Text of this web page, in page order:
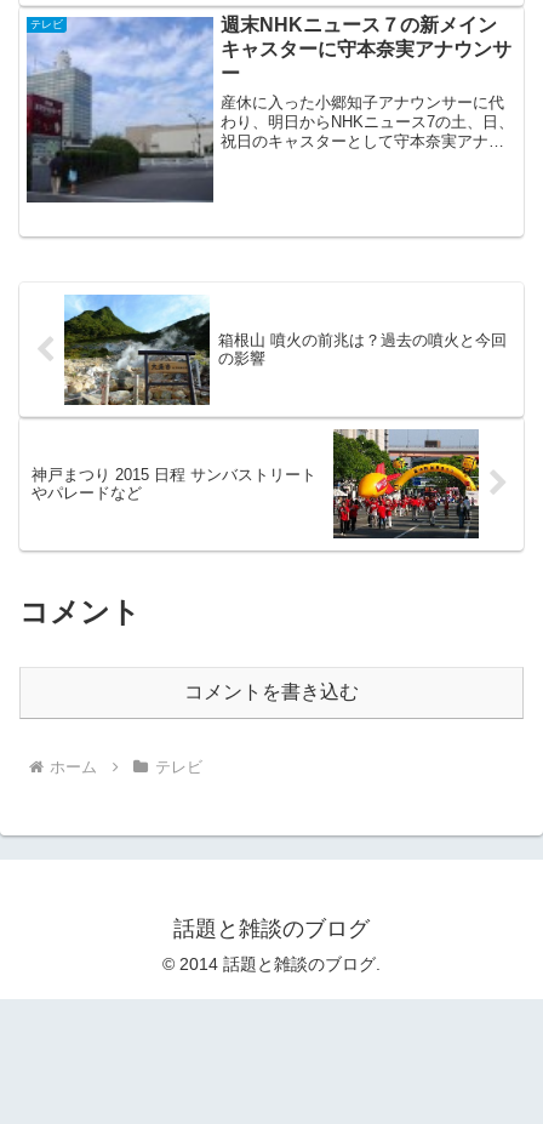
身長は１６３ｃｍだそうです。
テレビ
週末NHKニュース７の新メイン
キャスターに守本奈実アナウンサ
ー
産休に入った小郷知子アナウンサーに代
わり、明日からNHKニュース7の土、日、
祝日のキャスターとして守本奈実アナウ
歳、血液型はA型。身長は159cmと言われ
箱根山 噴火の前兆は？過去の噴火と今回
の影響
神戸まつり 2015 日程 サンバストリート
やパレードなど
コメント
コメントを書き込む
ホーム テレビ
話題と雑談のブログ
© 2014 話題と雑談のブログ.